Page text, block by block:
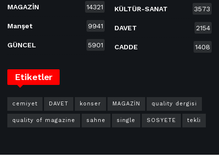
MAGAZİN 14321
Manşet 9941
GÜNCEL 5901
KÜLTÜR-SANAT 3573
DAVET 2154
CADDE 1408
Etiketler
cemiyet DAVET konser MAGAZİN quality dergisi
quality of magazine sahne single SOSYETE tekli